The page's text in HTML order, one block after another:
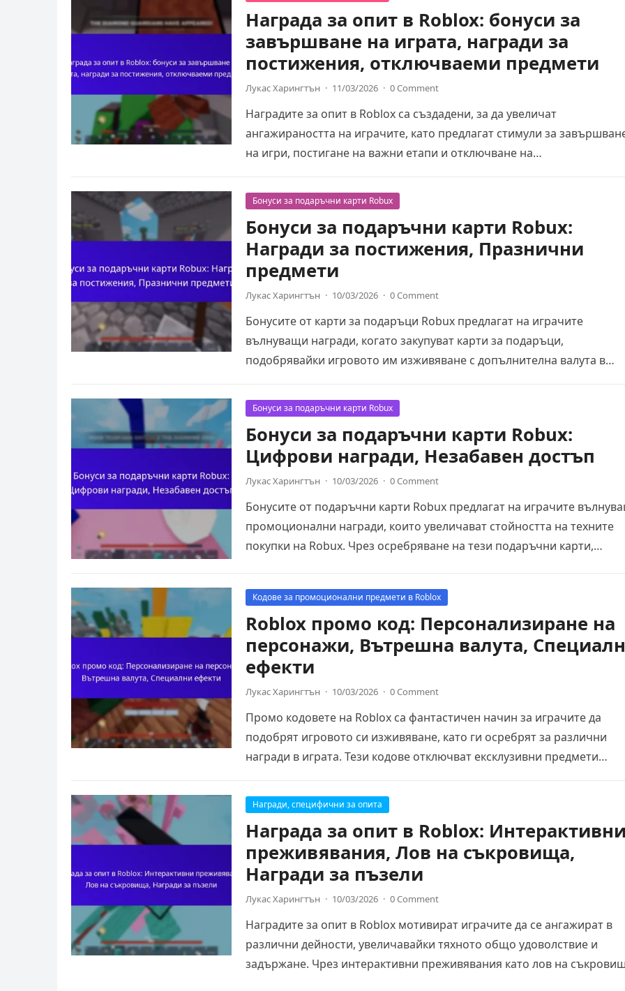
Награда за опит в Roblox: бонуси за
завършване на играта, награди за
постижения, отключваеми предмети
Лукас Харингтън · 11/03/2026 · 0 Comment
Наградите за опит в Roblox са създадени, за да увеличат
ангажираността на играчите, като предлагат стимули за
на игри, постигане на важни етапи и отключване на…
Бонуси за подаръчни карти Robux
Бонуси за подаръчни карти Robux:
Награди за постижения, Празнични
предмети
Лукас Харингтън · 10/03/2026 · 0 Comment
Бонусите от карти за подаръци Robux предлагат на играчите
вълнуващи награди, когато закупуват карти за подаръци,
подобрявайки игровото им изживяване с допълнителна валута в
Бонуси за подаръчни карти Robux
Бонуси за подаръчни карти Robux:
Цифрови награди, Незабавен достъп
Лукас Харингтън · 10/03/2026 · 0 Comment
Бонусите от подаръчни карти Robux предлагат на играчите
промоционални награди, които увеличават стойността на техните
покупки на Robux. Чрез осребряване на тези подаръчни карти,
Кодове за промоционални предмети в Roblox
Roblox промо код: Персонализиране на
персонажи, Вътрешна валута,
ефекти
Лукас Харингтън · 10/03/2026 · 0 Comment
Промо кодовете на Roblox са фантастичен начин за играчите да
подобрят игровото си изживяване, като ги осребрят за различни
награди в играта. Тези кодове отключват ексклузивни предмети…
Награди, специфични за опита
Награда за опит в Roblox:
преживявания, Лов на съкровища,
Награди за пъзели
Лукас Харингтън · 10/03/2026 · 0 Comment
Наградите за опит в Roblox мотивират играчите да се ангажират в
различни дейности, увеличавайки тяхното общо удоволствие и
задържане. Чрез интерактивни преживявания като лов на